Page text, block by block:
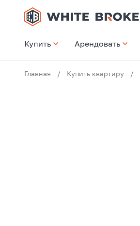
Купить Арендовать
Главная / Купить квартиру /